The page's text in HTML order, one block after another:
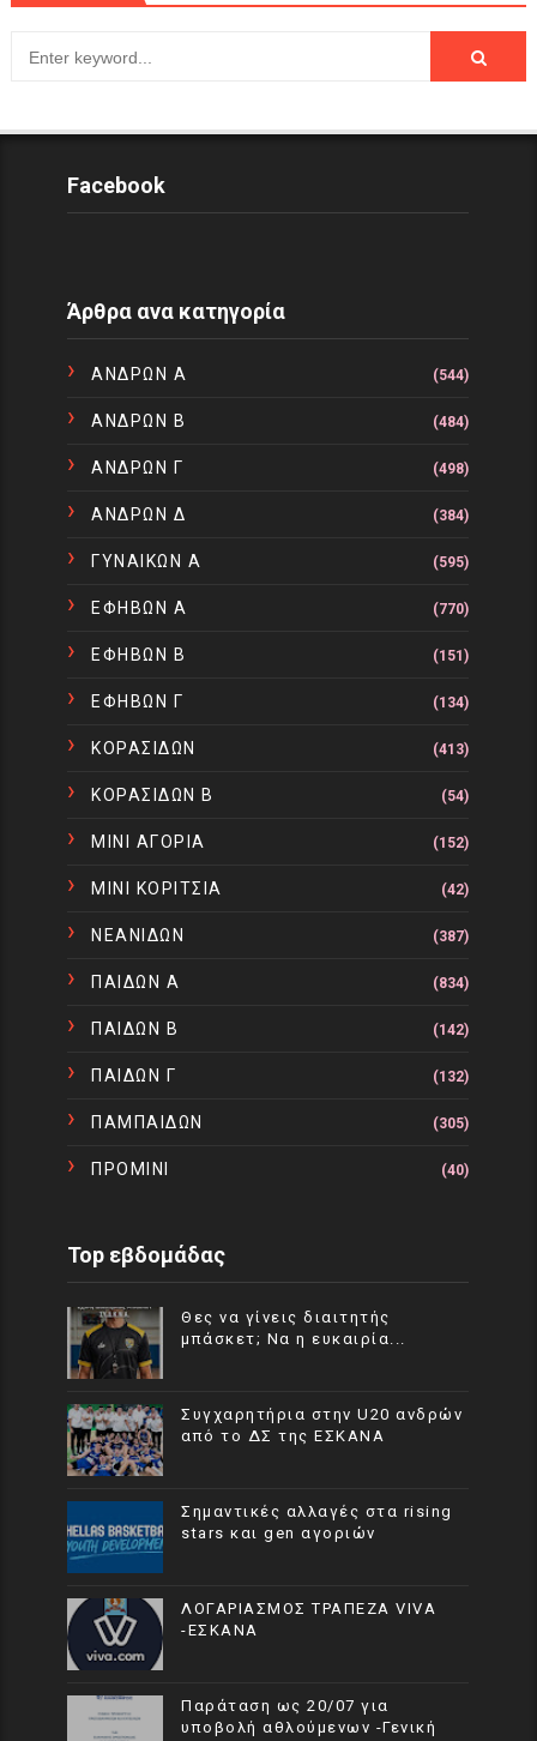
Facebook
Άρθρα ανα κατηγορία
ΑΝΔΡΩΝ Α (544)
ΑΝΔΡΩΝ Β (484)
ΑΝΔΡΩΝ Γ (498)
ΑΝΔΡΩΝ Δ (384)
ΓΥΝΑΙΚΩΝ Α (595)
ΕΦΗΒΩΝ Α (770)
ΕΦΗΒΩΝ Β (151)
ΕΦΗΒΩΝ Γ (134)
ΚΟΡΑΣΙΔΩΝ (413)
ΚΟΡΑΣΙΔΩΝ Β (54)
ΜΙΝΙ ΑΓΟΡΙΑ (152)
ΜΙΝΙ ΚΟΡΙΤΣΙΑ (42)
ΝΕΑΝΙΔΩΝ (387)
ΠΑΙΔΩΝ Α (834)
ΠΑΙΔΩΝ Β (142)
ΠΑΙΔΩΝ Γ (132)
ΠΑΜΠΑΙΔΩΝ (305)
ΠΡΟΜΙΝΙ (40)
Top εβδομάδας
Θες να γίνεις διαιτητής
μπάσκετ; Να η ευκαιρία...
Συγχαρητήρια στην U20 ανδρών
από το ΔΣ της ΕΣΚΑΝΑ
Σημαντικές αλλαγές στα rising
stars και gen αγοριών
ΛΟΓΑΡΙΑΣΜΟΣ ΤΡΑΠΕΖΑ VIVA
-ΕΣΚΑΝΑ
Παράταση ως 20/07 για
υποβολή αθλούμενων -Γενική